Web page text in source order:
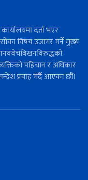
दर्ता भएर
विषय उजागर गर्ने मुख्य
पहिचान र अधिकार
प्रवाह गर्दै आएका छौँ।